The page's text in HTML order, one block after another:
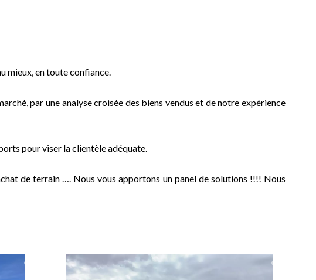
mieux, en toute confiance.
par une analyse croisée des biens vendus et de notre expérience
pour viser la clientèle adéquate.
de terrain …. Nous vous apportons un panel de solutions !!!! Nous